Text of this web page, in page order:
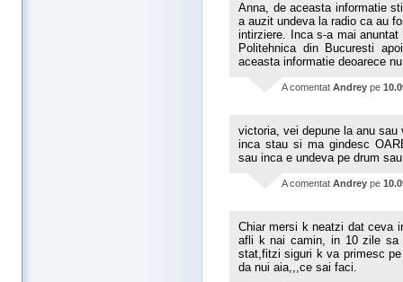
Anna, de aceasta informatie
a auzit undeva la radio ca au
intirziere. Inca s-a mai
Politehnica din Bucuresti
aceasta informatie deoarece
A comentat Andrey pe
victoria, vei depune la anu
inca stau si ma gindesc
sau inca e undeva pe drum
A comentat Andrey pe
Chiar mersi k neatzi dat ceva
afli k nai camin, in 10 zile sa
stat,fitzi siguri k va primesc
da nui aia,,,ce sai faci.